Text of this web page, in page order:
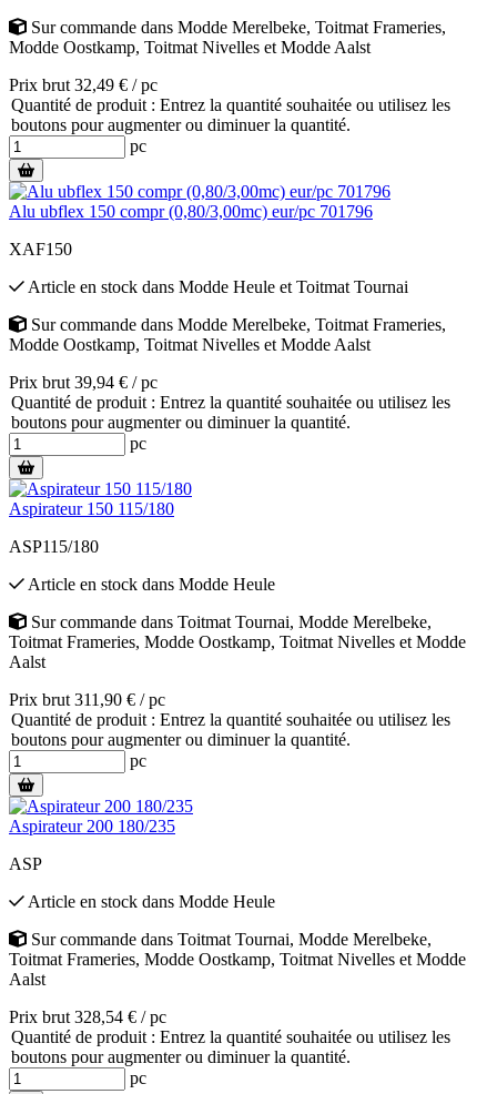
Sur commande dans Modde Merelbeke, Toitmat Frameries,
Modde Oostkamp, Toitmat Nivelles et Modde Aalst
Prix brut 32,49 € / pc
Quantité de produit : Entrez la quantité souhaitée ou utilisez les
boutons pour augmenter ou diminuer la quantité.
pc
Alu ubflex 150 compr (0,80/3,00mc) eur/pc 701796
XAF150
Article en stock dans Modde Heule et Toitmat Tournai
Sur commande dans Modde Merelbeke, Toitmat Frameries,
Modde Oostkamp, Toitmat Nivelles et Modde Aalst
Prix brut 39,94 € / pc
Quantité de produit : Entrez la quantité souhaitée ou utilisez les
boutons pour augmenter ou diminuer la quantité.
pc
Aspirateur 150 115/180
ASP115/180
Article en stock dans Modde Heule
Sur commande dans Toitmat Tournai, Modde Merelbeke,
Toitmat Frameries, Modde Oostkamp, Toitmat Nivelles et Modde
Aalst
Prix brut 311,90 € / pc
Quantité de produit : Entrez la quantité souhaitée ou utilisez les
boutons pour augmenter ou diminuer la quantité.
pc
Aspirateur 200 180/235
ASP
Article en stock dans Modde Heule
Sur commande dans Toitmat Tournai, Modde Merelbeke,
Toitmat Frameries, Modde Oostkamp, Toitmat Nivelles et Modde
Aalst
Prix brut 328,54 € / pc
Quantité de produit : Entrez la quantité souhaitée ou utilisez les
boutons pour augmenter ou diminuer la quantité.
pc